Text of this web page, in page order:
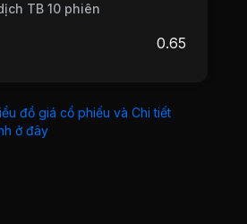
TB 10 phiên
0.65
đồ giá cổ phiếu và Chi tiết
ở đây